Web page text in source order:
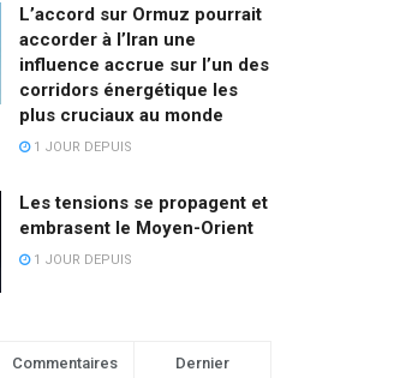
L’accord sur Ormuz pourrait
accorder à l’Iran une
influence accrue sur l’un des
corridors énergétique les
plus cruciaux au monde
1 JOUR DEPUIS
Les tensions se propagent et
embrasent le Moyen-Orient
1 JOUR DEPUIS
Commentaires Dernier